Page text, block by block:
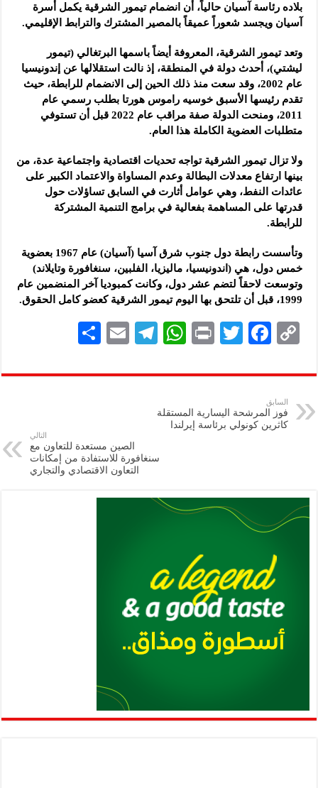
بلاده رئاسة آسيان حالياً، أن انضمام تيمور الشرقية يكمل أسرة
آسيان ويجسد شعوراً عميقاً بالمصير المشترك والترابط الإقليمي.
وتعد تيمور الشرقية، المعروفة أيضاً باسمها البرتغالي (تيمور
ليشتي)، أحدث دولة في المنطقة، إذ نالت استقلالها عن إندونيسيا
عام 2002، وقد سعت منذ ذلك الحين إلى الانضمام للرابطة، حيث
تقدم رئيسها الأسبق خوسيه راموس هورتا بطلب رسمي عام
2011، ومنحت الدولة صفة مراقب عام 2022 قبل أن تستوفي
متطلبات العضوية الكاملة هذا العام.
ولا تزال تيمور الشرقية تواجه تحديات اقتصادية واجتماعية عدة، من
بينها ارتفاع معدلات البطالة وعدم المساواة والاعتماد الكبير على
عائدات النفط، وهي عوامل أثارت في السابق تساؤلات حول
قدرتها على المساهمة بفعالية في برامج التنمية المشتركة
للرابطة.
وتأسست رابطة دول جنوب شرق آسيا (آسيان) عام 1967 بعضوية
خمس دول، هي (اندونيسيا، ماليزيا، الفلبين، سنغافورة وتايلاند)
وتوسعت لاحقاً لتضم عشر دول، وكانت كمبوديا آخر المنضمين عام
1999، قبل أن تلتحق بها اليوم تيمور الشرقية كعضو كامل الحقوق.
C
p
y
Li
F
eb
k
T
tt
P
nt
W
at
A
p
Te
gr
E
ai
ar
السابق
فوز المرشحة اليسارية المستقلة
كاثرين كونولي برئاسة إيرلندا
التالي
الصين مستعدة للتعاون مع
سنغافورة للاستفادة من إمكانات
التعاون الاقتصادي والتجاري